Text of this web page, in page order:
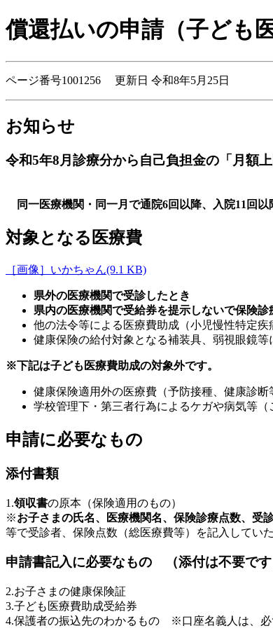
償還払いの申請（子ども
ページ番号1001256 更新日 令和8年5月25日
お知らせ
令和5年8月診療分から自己負担金の「月額
同一医療機関・同一月で通院6回以降、入院11回
対象となる医療費
［画像］いかちゃん(9.1 KB)
県外の医療機関で受診したとき
県内の医療機関で受給券を提示しないで保険
他の法令等による医療費助成（小児慢性特定
健康保険の給付対象となる補装具、弱視眼鏡等
※下記は子ども医療費助成の対象外です。
健康保険適用外の医療費（予防接種、健康診断
学校管理下・第三者行為によるケガや病気等
申請に必要なもの
添付書類
1.領収書の原本（保険適用のもの）
※お子さまの氏名、医療機関名、保険診療点数、受
等で受診者、保険点数（総医療費等）を記入してい
申請書記入に必要なもの （添付は不要です
2.お子さまの健康保険証
3.子ども医療費助成受給券
4.保護者の振込先のわかるもの ※口座名義人は、必